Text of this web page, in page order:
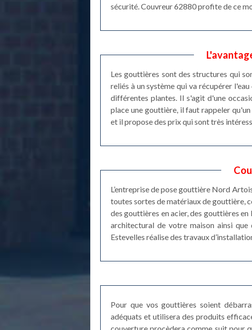
sécurité. Couvreur 62880 profite de ce
Les gouttières sont des structures qui
reliés à un système qui va récupérer
différentes plantes. Il s'agit d'une
place une gouttière, il faut rappeler
et il propose des prix qui sont très
L’entreprise de pose gouttière Nord
toutes sortes de matériaux de gouttière,
des gouttières en acier, des gouttières
architectural de votre maison ainsi
Estevelles réalise des travaux
Pour que vos gouttières soient
adéquats et utilisera des produits